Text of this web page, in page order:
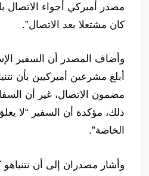
مصدر أميركي أجواء الاتصال
كان مشتعلا بعد الاتصال”.
وأضاف المصدر أن السفير
أبلغ مشرعين أميركيين بأن
مضمون الاتصال، غير أن
ذلك، مؤكدة أن السفير “لا
الخاصة”.
وأشار مصدران إلى أن